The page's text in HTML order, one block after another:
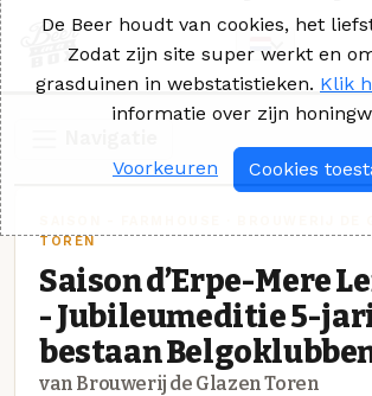
TOREN
Saison d’Erpe-Mere
- Jubileumeditie 5-
bestaan
van Brouwerij de Glazen Toren
De Beer houdt van cookies, het
Zodat zijn site super werkt en
grasduinen in webstatistieken. Klik
informatie over zijn
Voorkeuren Cookies